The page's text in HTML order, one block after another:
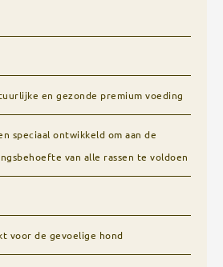
en gezonde premium voeding
speciaal ontwikkeld om aan de
van alle rassen te voldoen
voor de gevoelige hond